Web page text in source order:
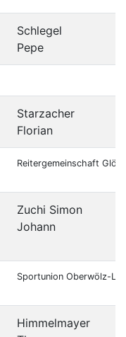
Schlegel
Pepe
Starzacher
Florian
Reitergemeinschaft
Zuchi Simon
Johann
Sportunion Oberwölz-
Himmelmayer